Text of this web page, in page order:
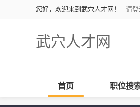
您好，欢迎来到武穴人才网！ 请登
武穴人才网
首页 职位搜